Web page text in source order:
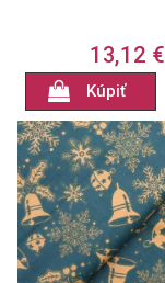
13,12 €
Kúpiť